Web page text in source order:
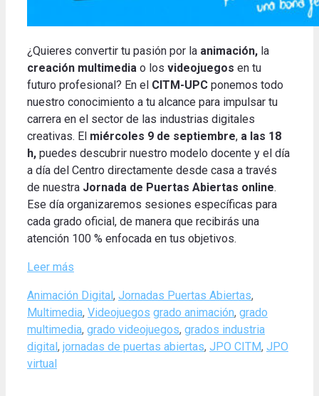
¿Quieres convertir tu pasión por la animación, la
creación multimedia o los videojuegos en tu
futuro profesional? En el CITM-UPC ponemos todo
nuestro conocimiento a tu alcance para impulsar tu
carrera en el sector de las industrias digitales
creativas. El miércoles 9 de septiembre, a las 18
h, puedes descubrir nuestro modelo docente y el día
a día del Centro directamente desde casa a través
de nuestra Jornada de Puertas Abiertas online.
Ese día organizaremos sesiones específicas para
cada grado oficial, de manera que recibirás una
atención 100 % enfocada en tus objetivos.
Leer más
Categories
Animación Digital, Jornadas Puertas Abiertas,
Multimedia, Videojuegos Tags
grado animación, grado
multimedia, grado videojuegos, grados industria
digital, jornadas de puertas abiertas, JPO CITM, JPO
virtual